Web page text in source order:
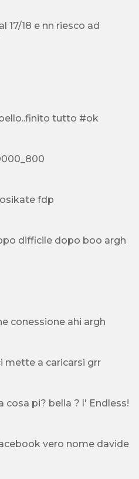
17/18 e nn riesco ad
tutto #ok
fdp
499mila era troppo difficile dopo boo argh
conessione ahi argh
mette a caricarsi grr
cosa pi? bella ? l' Endless!
vero nome davide